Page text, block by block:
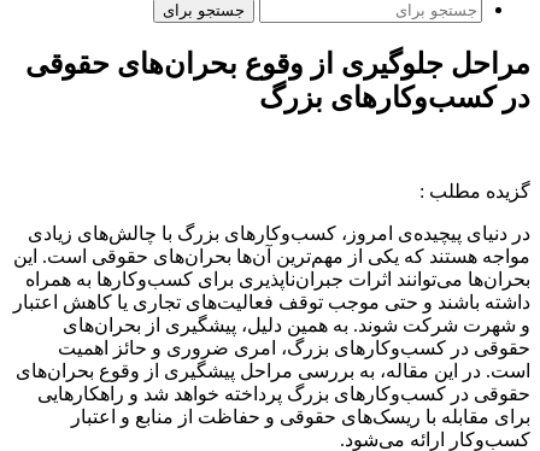
جستجو برای
مراحل جلوگیری از وقوع بحران‌های حقوقی
در کسب‌وکارهای بزرگ
گزیده مطلب :
در دنیای پیچیده‌ی امروز، کسب‌وکارهای بزرگ با چالش‌های زیادی
مواجه هستند که یکی از مهم‌ترین آن‌ها بحران‌های حقوقی است. این
بحران‌ها می‌توانند اثرات جبران‌ناپذیری برای کسب‌وکارها به همراه
داشته باشند و حتی موجب توقف فعالیت‌های تجاری یا کاهش اعتبار
و شهرت شرکت شوند. به همین دلیل، پیشگیری از بحران‌های
حقوقی در کسب‌وکارهای بزرگ، امری ضروری و حائز اهمیت
است. در این مقاله، به بررسی مراحل پیشگیری از وقوع بحران‌های
حقوقی در کسب‌وکارهای بزرگ پرداخته خواهد شد و راهکارهایی
برای مقابله با ریسک‌های حقوقی و حفاظت از منابع و اعتبار
کسب‌وکار ارائه می‌شود.